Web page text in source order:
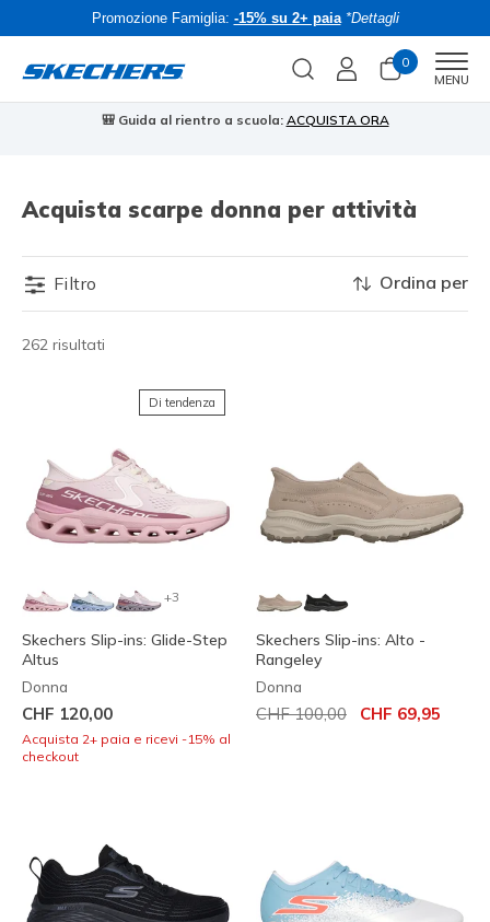
Promozione Famiglia: -15% su 2+ paia *Dettagli
0
MENU
🎒 Guida al rientro a scuola: ACQUISTA ORA
Acquista scarpe donna per attività
Filtro
262 risultati
Ordina per
Di tendenza
+3
Skechers Slip-ins: Glide-Step
Altus
Donna
CHF 120,00
Acquista 2+ paia e ricevi -15% al
checkout
Skechers Slip-ins: Alto -
Rangeley
Donna
Prezzo ridotto da
CHF 100,00 per
CHF 69,95